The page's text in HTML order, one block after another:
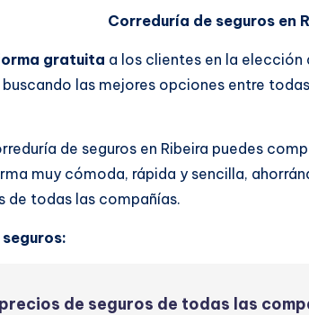
Correduría de seguros en
gratuita a los clientes en la elección
buscando las mejores opciones entre
de seguros en Ribeira puedes
muy cómoda, rápida y sencilla,
de todas las compañías.
de seguros de todas las